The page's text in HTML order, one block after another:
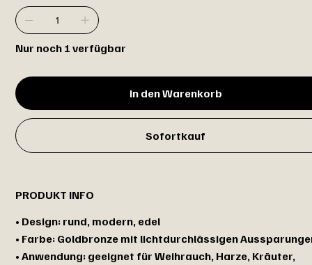
Nur noch 1 verfügbar
In den Warenkorb
Sofortkauf
PRODUKT INFO
• Design: rund, modern, edel
• Farbe: Goldbronze mit lichtdurchlässigen
• Anwendung: geeignet für Weihrauch, Harze, Kräuter,